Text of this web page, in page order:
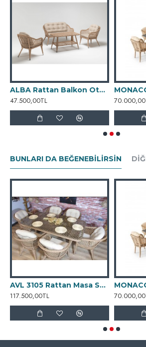
ALBA Rattan Balkon Oturma Seti
47.500,00TL
BUNLARI DA BEĞENEBILIRSIN
AVL 3105 Rattan Masa Sandalye Takımı
117.500,00TL